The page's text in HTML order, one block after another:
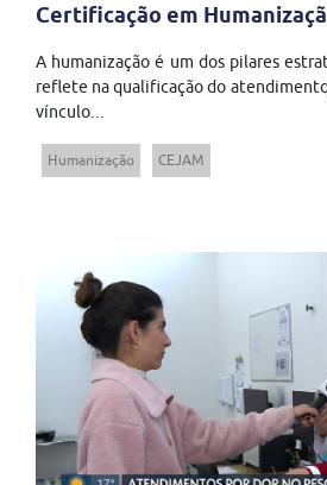
Certificação em
A humanização é um dos pilares
reflete na qualificação do
vínculo...
Humanização CEJAM